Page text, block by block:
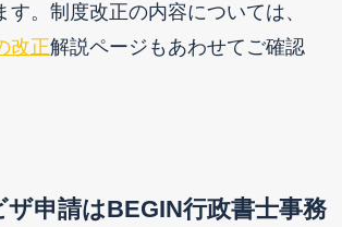
す。制度改正の内容については、
改正解説ページもあわせてご確認
ザ申請はBEGIN行政書士事務